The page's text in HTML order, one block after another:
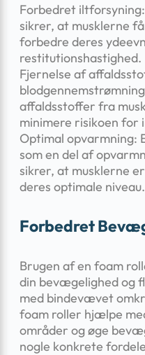
Forbedret
sikrer, at musklerne
forbedre deres
restitutionshastighed.
Fjernelse af
affaldsstoffer fra
minimere risikoen for
Optimal opvarmning:
som en del af
sikrer, at musklerne
deres optimale niveau.
Forbedret
Brugen af en foam
din bevægelighed og
med bindevævet
foam roller hjælpe
områder og øge
nogle konkrete